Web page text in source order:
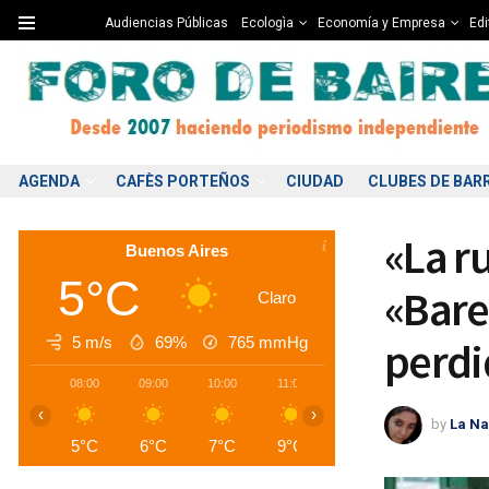
Audiencias Públicas Ecologìa Economía y Empresa
AGENDA CAFÈS PORTEÑOS CIUDAD CLUBES DE
«La
by La
Buenos Aires
5°C Claro
5 m/s 69% 765 mmHg
08:00
5°C
09:00
6°C
10:00
7°C
11:00
9°C
13:00
12°C
‹ ›